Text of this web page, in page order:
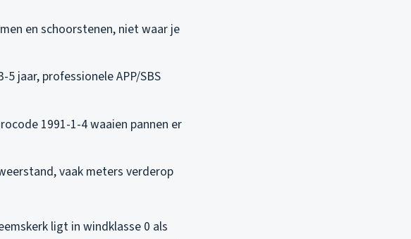
en schoorstenen, niet waar je
jaar, professionele APP/SBS
1991-1-4 waaien pannen er
vaak meters verderop
ligt in windklasse 0 als